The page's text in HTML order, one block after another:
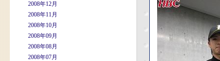
2008年12月
2008年11月
2008年10月
2008年09月
2008年08月
2008年07月